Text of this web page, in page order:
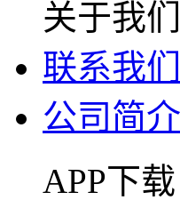
关于我们
联系我们
公司简介
APP下载